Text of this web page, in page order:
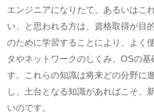
エンジニアになりたて、あるいはこ
い、と思われる方は、資格取得が目
のために学習することにより、よく
タやネットワークのしくみ、 OSの基
す。これらの知識は将来どの分野に
し、土台となる知識があればこそ、
いのです。